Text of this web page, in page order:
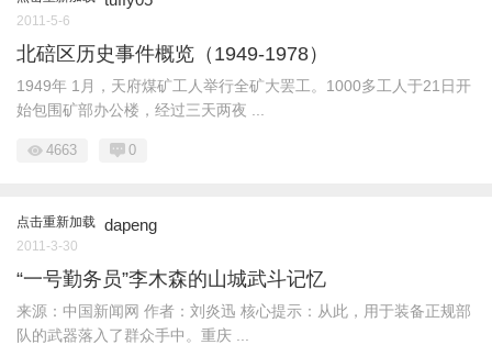
2011-5-6
北碚区历史事件概览（1949-1978）
1949年 1月，天府煤矿工人举行全矿大罢工。1000多工人于21日开
始包围矿部办公楼，经过三天两夜 ...
4663 0
点击重新加载 dapeng
2011-3-30
“一号勤务员”李木森的山城武斗记忆
来源：中国新闻网 作者：刘炎迅 核心提示：从此，用于装备正规部
队的武器落入了群众手中。重庆 ...